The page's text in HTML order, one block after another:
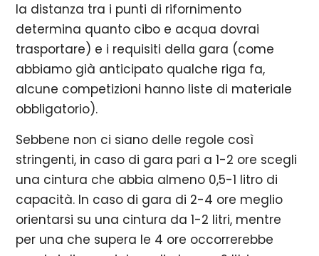
la distanza tra i punti di rifornimento
determina quanto cibo e acqua dovrai
trasportare) e i requisiti della gara (come
abbiamo già anticipato qualche riga fa,
alcune competizioni hanno liste di materiale
obbligatorio).
Sebbene non ci siano delle regole così
stringenti, in caso di gara pari a 1-2 ore scegli
una cintura che abbia almeno 0,5-1 litro di
capacità. In caso di gara di 2-4 ore meglio
orientarsi su una cintura da 1-2 litri, mentre
per una che supera le 4 ore occorrerebbe